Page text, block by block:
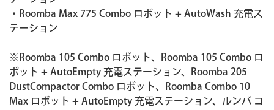
・Roomba Max 775 Combo ロボット + AutoWash 充電ス
テーション
※Roomba 105 Combo ロボット、Roomba 105 Combo ロ
ボット + AutoEmpty 充電ステーション、Roomba 205
DustCompactor Combo ロボット、Roomba Combo 10
Max ロボット + AutoEmpty 充電ステーション、ルンバ コ